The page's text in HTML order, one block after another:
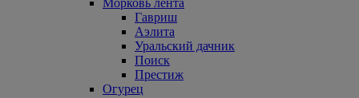
Морковь лента
Гавриш
Аэлита
Уральский дачник
Поиск
Престиж
Огурец